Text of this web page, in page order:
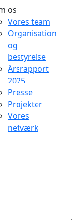
os
Vores team
Organisation
og
bestyrelse
Årsrapport
2025
Presse
Projekter
Vores
netværk